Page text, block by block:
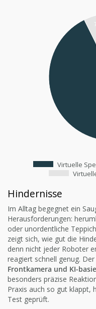
Virtuelle
Hindernisse
Im Alltag begegnet ein
Herausforderungen:
oder unordentliche
zeigt sich, wie gut die
denn nicht jeder Roboter
reagiert schnell genug.
Frontkamera und KI-
besonders präzise
Praxis auch so gut klappt,
Test geprüft.